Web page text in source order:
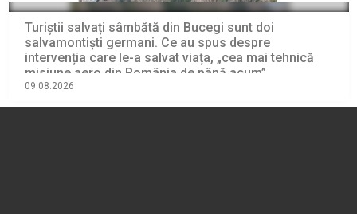
Turiștii salvați sâmbătă din Bucegi sunt doi
salvamontiști germani. Ce au spus despre
intervenția care le-a salvat viața, „cea mai tehnică
misiune aero din România de până acum”
09.08.2026